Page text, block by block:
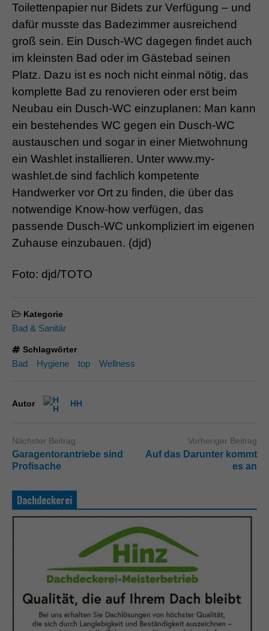
Toilettenpapier nur Bidets zur Verfügung – und
dafür musste das Badezimmer ausreichend
groß sein. Ein Dusch-WC dagegen findet auch
im kleinsten Bad oder im Gästebad seinen
Platz. Dazu ist es noch nicht einmal nötig, das
komplette Bad zu renovieren oder erst beim
Neubau ein Dusch-WC einzuplanen: Man kann
ein bestehendes WC gegen ein Dusch-WC
austauschen und sogar in einer Mietwohnung
ein Washlet installieren. Unter www.my-
washlet.de sind fachlich kompetente
Handwerker vor Ort zu finden, die über das
notwendige Know-how verfügen, das
passende Dusch-WC unkompliziert im eigenen
Zuhause einzubauen. (djd)
Foto: djd/TOTO
Kategorie
Bad & Sanitär
Schlagwörter
Bad Hygiene top Wellness
Autor HH
Nächster Beitrag
Garagentorantriebe sind
Profisache
Vorheriger Beitrag
Auf das Darunter kommt
es an
Dachdeckerei